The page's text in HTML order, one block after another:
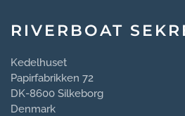
RIVERBOAT
Kedelhuset
Papirfabrikken 72
DK-8600 Silkeborg
Denmark